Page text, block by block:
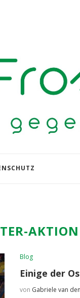
AKTION
Blog
Einige der
von Gabriele van